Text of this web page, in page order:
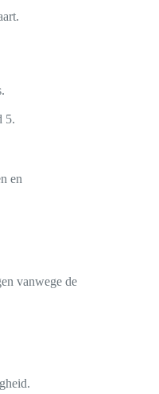
5.
en
vanwege de